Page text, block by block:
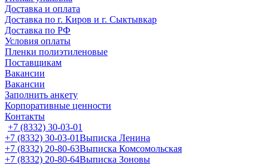
Доставка и оплата
Доставка по г. Киров и г. Сыктывкар
Доставка по РФ
Условия оплаты
Пленки полиэтиленовые
Поставщикам
Вакансии
Вакансии
Заполнить анкету
Корпоративные ценности
Контакты
+7 (8332) 30-03-01
+7 (8332) 30-03-01Выписка Ленина
+7 (8332) 20-80-63Выписка Комсомольская
+7 (8332) 20-80-64Выписка Зоновы